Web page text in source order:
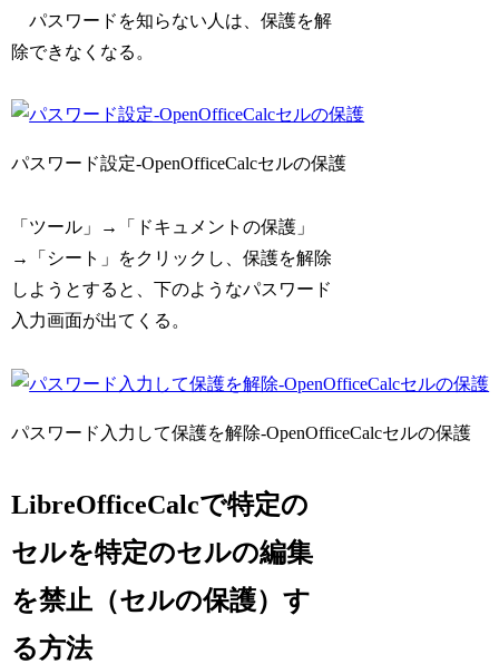
パスワードを知らない人は、保護を解
除できなくなる。
パスワード設定-OpenOfficeCalcセルの保護
「ツール」→「ドキュメントの保護」
→「シート」をクリックし、保護を解除
しようとすると、下のようなパスワード
入力画面が出てくる。
パスワード入力して保護を解除-OpenOfficeCalcセルの保護
LibreOfficeCalcで特定の
セルを特定のセルの編集
を禁止（セルの保護）す
る方法